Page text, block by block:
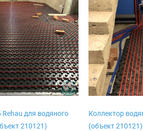
для водяного
210121)
Коллектор
(объект 210121)